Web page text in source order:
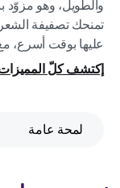
تمنحك تصفيفة
عليها بوقت أسرع،
إكتشف كلّ
لمحة عامة